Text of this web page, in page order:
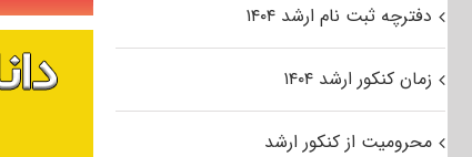
دفترچه ثبت نام ارشد ۱۴۰۴
زمان کنکور ارشد ۱۴۰۴
محرومیت از کنکور ارشد